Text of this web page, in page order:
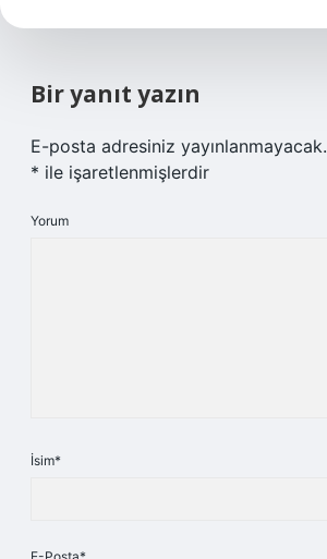
Bir yanıt yazın
E-posta adresiniz yayınlanmayacak.
* ile işaretlenmişlerdir
Yorum
İsim*